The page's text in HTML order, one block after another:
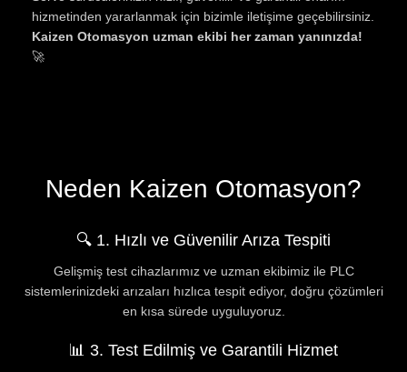
hizmetinden yararlanmak için bizimle iletişime geçebilirsiniz.
Kaizen Otomasyon uzman ekibi her zaman yanınızda!
🚀
Neden Kaizen Otomasyon?
🔍 1. Hızlı ve Güvenilir Arıza Tespiti
Gelişmiş test cihazlarımız ve uzman ekibimiz ile PLC
sistemlerinizdeki arızaları hızlıca tespit ediyor, doğru çözümleri
en kısa sürede uyguluyoruz.
📊 3. Test Edilmiş ve Garantili Hizmet